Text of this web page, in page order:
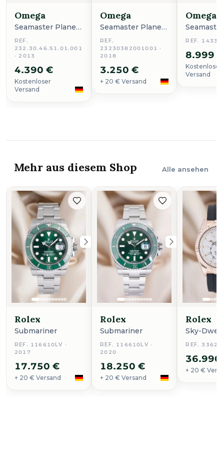
Omega
Seamaster Planet
Ocean
REF.
232.30.46.51.01.001
· 2013
4.390 €
Kostenloser
Versand
Omega
Seamaster Planet
Ocean
REF.
23230382001001 ·
2018
3.250 €
+ 20 € Versand
Omega
Ocean
REF. 14336
8.999 €
Kostenloser
Versand
Mehr aus diesem Shop Alle ansehen
Rolex
Submariner
REF. 116610LV ·
2017
17.750 €
+ 20 € Versand
Rolex
Submariner
REF. 116610LV ·
2020
18.250 €
+ 20 € Versand
Rolex
Sky-
REF.
36.990
+ 20 €